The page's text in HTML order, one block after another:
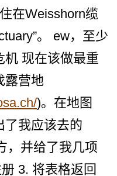
在We­isshorn缆
。 ew，至少
机 现在该做最重
露营地
)。在地图
了我应该去的
，并给了我几项
3. 将表格返回